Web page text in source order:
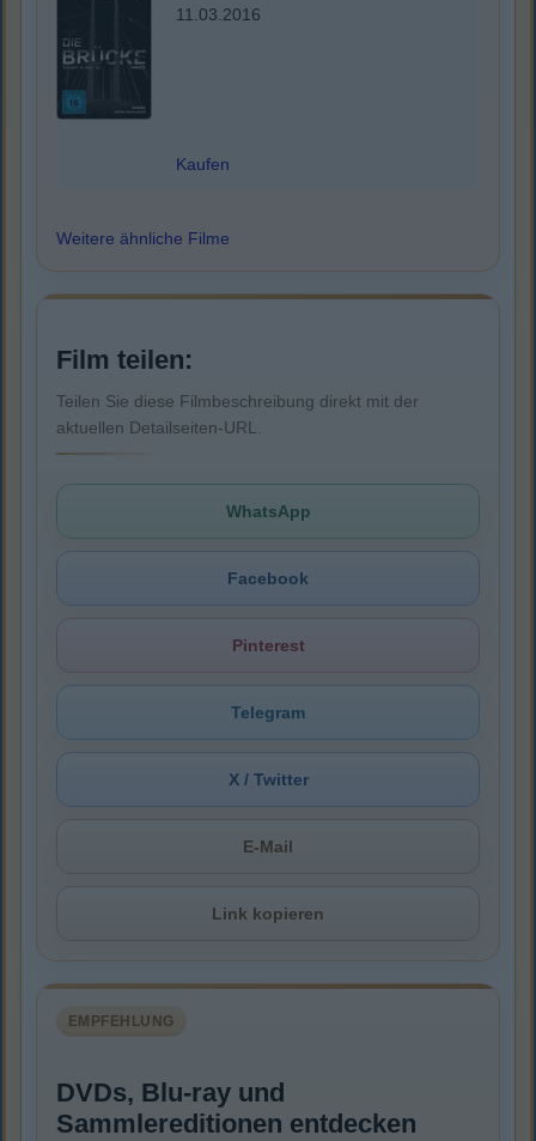
11.03.2016
Kaufen
Weitere ähnliche Filme
Film teilen:
Teilen Sie diese Filmbeschreibung direkt mit der
aktuellen Detailseiten-URL.
WhatsApp
Facebook
Pinterest
Telegram
X / Twitter
E-Mail
Link kopieren
EMPFEHLUNG
DVDs, Blu-ray und
Sammlereditionen entdecken